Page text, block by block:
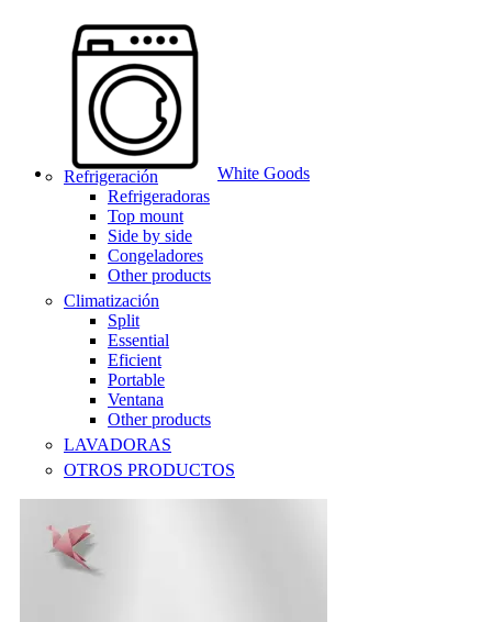
White Goods
Refrigeración
Refrigeradoras
Top mount
Side by side
Congeladores
Other products
Climatización
Split
Essential
Eficient
Portable
Ventana
Other products
LAVADORAS
OTROS PRODUCTOS